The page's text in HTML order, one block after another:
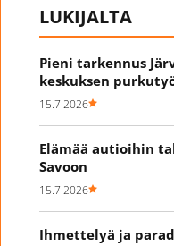
LUKIJALTA
Pieni tarkennus
keskuksen
15.7.2026
Elämää autioihin
Savoon
15.7.2026
Ihmettelyä ja